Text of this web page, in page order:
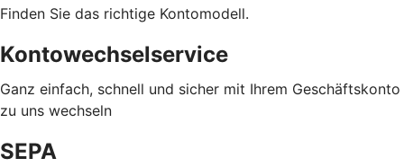
Finden Sie das richtige Kontomodell.
Kontowechselservice
Ganz einfach, schnell und sicher mit Ihrem Geschäftskonto
zu uns wechseln
SEPA